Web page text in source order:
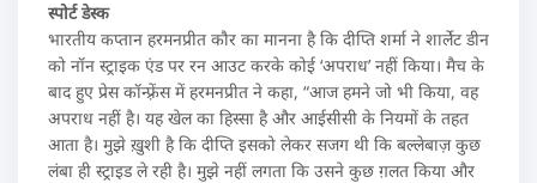
स्पोर्ट डेस्क
भारतीय कप्तान हरमनप्रीत कौर का मानना है कि दीप्ति शर्मा ने शार्लेट डीन
को नॉन स्ट्राइक एंड पर रन आउट करके कोई ‘अपराध’ नहीं किया। मैच के
बाद हुए प्रेस कॉन्फ़्रेंस में हरमनप्रीत ने कहा, “आज हमने जो भी किया, वह
अपराध नहीं है। यह खेल का हिस्सा है और आईसीसी के नियमों के तहत
आता है। मुझे ख़ुशी है कि दीप्ति इसको लेकर सजग थी कि बल्लेबाज़ कुछ
लंबा ही स्ट्राइड ले रही है। मुझे नहीं लगता कि उसने कुछ ग़लत किया और